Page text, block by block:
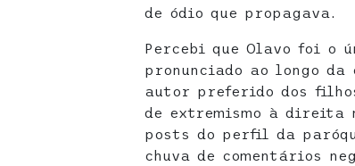
de ódio que propagava.
Percebi que Olavo foi o
pronunciado ao longo da
autor preferido dos
de extremismo à direita
posts do perfil da
chuva de comentários